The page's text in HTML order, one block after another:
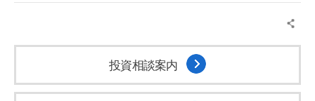
投資相談案内